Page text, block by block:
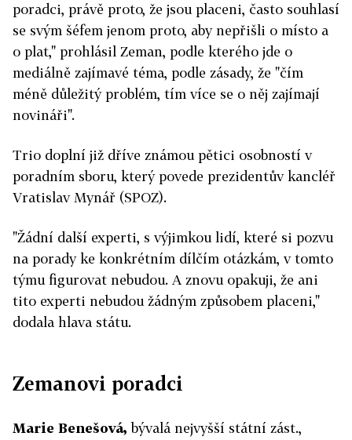
poradci, právě proto, že jsou placeni, často souhlasí
se svým šéfem jenom proto, aby nepřišli o místo a
o plat," prohlásil Zeman, podle kterého jde o
mediálně zajímavé téma, podle zásady, že "čím
méně důležitý problém, tím více se o něj zajímají
novináři".
Trio doplní již dříve známou pětici osobností v
poradním sboru, který povede prezidentův kancléř
Vratislav Mynář (SPOZ).
"Žádní další experti, s výjimkou lidí, které si pozvu
na porady ke konkrétním dílčím otázkám, v tomto
týmu figurovat nebudou. A znovu opakuji, že ani
tito experti nebudou žádným způsobem placeni,"
dodala hlava státu.
Zemanovi poradci
Marie Benešová,bývalá nejvyšší státní zást.,